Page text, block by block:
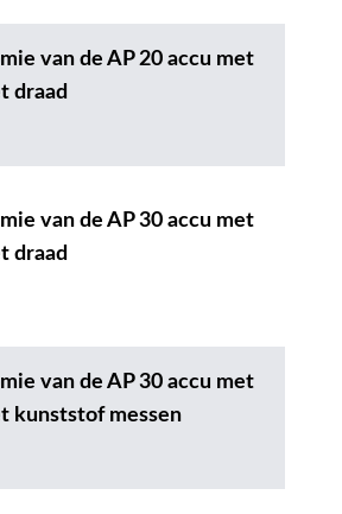
van de AP 20 accu met
draad
van de AP 30 accu met
draad
van de AP 30 accu met
kunststof messen